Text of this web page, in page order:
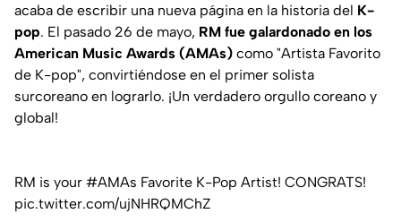
acaba de escribir una nueva página en la historia del K-
pop. El pasado 26 de mayo, RM fue galardonado en los
American Music Awards (AMAs) como "Artista Favorito
de K-pop", convirtiéndose en el primer solista
surcoreano en lograrlo. ¡Un verdadero orgullo coreano y
global!
RM is your #AMAs Favorite K-Pop Artist! CONGRATS!
pic.twitter.com/ujNHRQMChZ